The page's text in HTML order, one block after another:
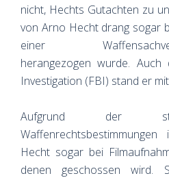
nicht, Hechts Gutachten zu
von Arno Hecht drang sogar
einer
herangezogen wurde.
Investigation (FBI) stand er
Aufgrund der
Hecht sogar bei
denen geschossen wird.